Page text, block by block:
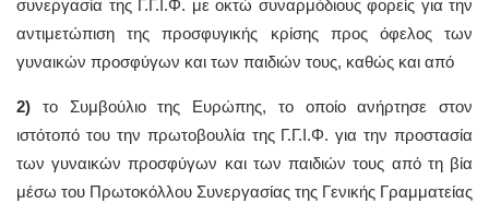
συνεργασία της Γ.Γ.Ι.Φ. με οκτώ συναρμόδιους φορείς για την
αντιμετώπιση της προσφυγικής κρίσης προς όφελος των
γυναικών προσφύγων και των παιδιών τους, καθώς και από
2) το Συμβούλιο της Ευρώπης, το οποίο ανήρτησε στον
ιστότοπό του την πρωτοβουλία της Γ.Γ.Ι.Φ. για την προστασία
των γυναικών προσφύγων και των παιδιών τους από τη βία
μέσω του Πρωτοκόλλου Συνεργασίας της Γενικής Γραμματείας